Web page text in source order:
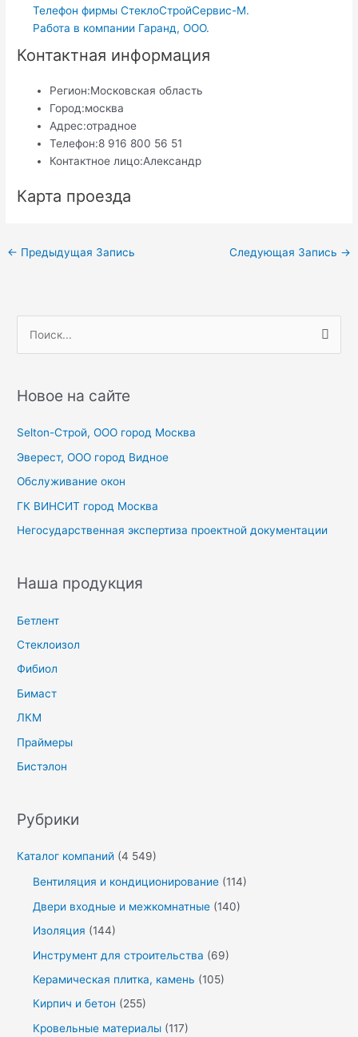
Телефон фирмы СтеклоСтройСервис-М.
Работа в компании Гаранд, ООО.
Контактная информация
Регион:Московская область
Город:москва
Адрес:отрадное
Телефон:8 916 800 56 51
Контактное лицо:Александр
Карта проезда
Навигация
← Предыдущая Запись Следующая Запись →
с
:
Новое на сайте
Selton-Строй, OOO город Москва
Эверест, ООО город Видное
Обслуживание окон
ГК ВИНСИТ город Москва
Негосударственная экспертиза проектной документации
Наша продукция
Бетлент
Стеклоизол
Фибиол
Бимаст
ЛКМ
Праймеры
Бистэлон
Рубрики
Каталог компаний (4 549)
Вентиляция и кондиционирование (114)
Двери входные и межкомнатные (140)
Изоляция (144)
Инструмент для строительства (69)
Керамическая плитка, камень (105)
Кирпич и бетон (255)
Кровельные материалы (117)